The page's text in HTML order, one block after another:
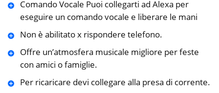
Comando Vocale Puoi collegarti ad Alexa per
eseguire un comando vocale e liberare le mani
Non è abilitato x rispondere telefono.
Offre un’atmosfera musicale migliore per feste
con amici o famiglie.
Per ricaricare devi collegare alla presa di corrente.